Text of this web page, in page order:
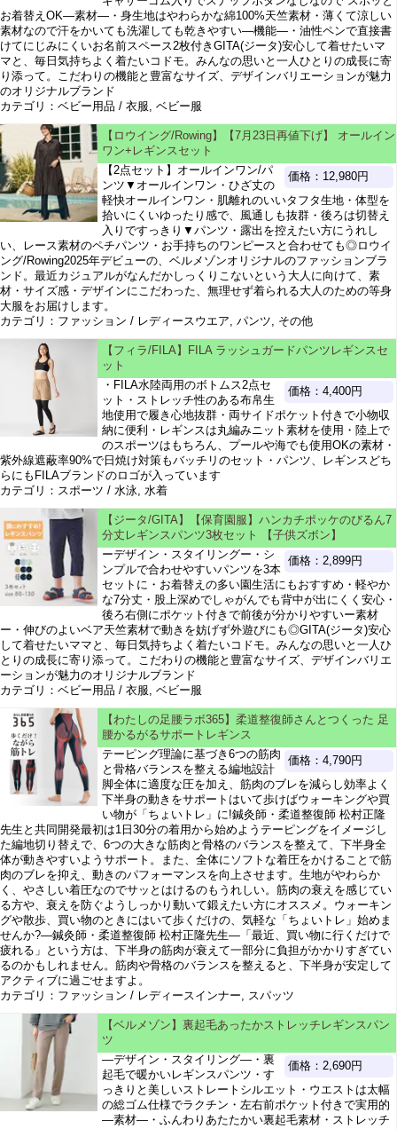
お着替えOK―素材―・身生地はやわらかな綿100%天竺素材・薄くて涼しい
素材なので汗をかいても洗濯しても乾きやすい―機能―・油性ペンで直接書
けてにじみにくいお名前スペース2枚付きGITA(ジータ)安心して着せたいマ
マと、毎日気持ちよく着たいコドモ。みんなの思いと一人ひとりの成長に寄
り添って。こだわりの機能と豊富なサイズ、デザインバリエーションが魅力
のオリジナルブランド
カテゴリ：ベビー用品 / 衣服, ベビー服
【ロウイング/Rowing】【7月23日再値下げ】 オールイン
ワン+レギンスセット
価格：12,980円
【2点セット】オールインワン/パ
ンツ▼オールインワン・ひざ丈の
軽快オールインワン・肌離れのいいタフタ生地・体型を
拾いにくいゆったり感で、風通しも抜群・後ろは切替え
入りですっきり▼パンツ・露出を控えたい方にうれし
い、レース素材のペチパンツ・お手持ちのワンピースと合わせても◎ロウイ
ング/Rowing2025年デビューの、ベルメゾンオリジナルのファッションブラ
ンド。最近カジュアルがなんだかしっくりこないという大人に向けて、素
材・サイズ感・デザインにこだわった、無理せず着られる大人のための等身
大服をお届けします。
カテゴリ：ファッション / レディースウエア, パンツ, その他
【フィラ/FILA】FILA ラッシュガードパンツレギンスセ
ット
価格：4,400円
・FILA水陸両用のボトムス2点セ
ット・ストレッチ性のある布帛生
地使用で履き心地抜群・両サイドポケット付きで小物収
納に便利・レギンスは丸編みニット素材を使用・陸上で
のスポーツはもちろん、プールや海でも使用OKの素材・
紫外線遮蔽率90%で日焼け対策もバッチリのセット・パンツ、レギンスどち
らにもFILAブランドのロゴが入っています
カテゴリ：スポーツ / 水泳, 水着
【ジータ/GITA】【保育園服】ハンカチポッケのびるん7
分丈レギンスパンツ3枚セット 【子供ズボン】
価格：2,899円
ーデザイン・スタイリングー・シ
ンプルで合わせやすいパンツを3本
セットに・お着替えの多い園生活にもおすすめ・軽やか
な7分丈・股上深めでしゃがんでも背中が出にくく安心・
後ろ右側にポケット付きで前後が分かりやすいー素材
ー・伸びのよいベア天竺素材で動きを妨げず外遊びにも◎GITA(ジータ)安心
して着せたいママと、毎日気持ちよく着たいコドモ。みんなの思いと一人ひ
とりの成長に寄り添って。こだわりの機能と豊富なサイズ、デザインバリエ
ーションが魅力のオリジナルブランド
カテゴリ：ベビー用品 / 衣服, ベビー服
【わたしの足腰ラボ365】柔道整復師さんとつくった 足
腰かるがるサポートレギンス
価格：4,790円
テーピング理論に基づき6つの筋肉
と骨格バランスを整える編地設計
脚全体に適度な圧を加え、筋肉のブレを減らし効率よく
下半身の動きをサポートはいて歩けばウォーキングや買
い物が「ちょいトレ」に!鍼灸師・柔道整復師 松村正隆
先生と共同開発最初は1日30分の着用から始めようテーピングをイメージし
た編地切り替えで、6つの大きな筋肉と骨格のバランスを整えて、下半身全
体が動きやすいようサポート。また、全体にソフトな着圧をかけることで筋
肉のブレを抑え、動きのパフォーマンスを向上させます。生地がやわらか
く、やさしい着圧なのでサッとはけるのもうれしい。筋肉の衰えを感じてい
る方や、衰えを防ぐようしっかり動いて鍛えたい方にオススメ。ウォーキン
グや散歩、買い物のときにはいて歩くだけの、気軽な「ちょいトレ」始めま
せんか?―鍼灸師・柔道整復師 松村正隆先生―「最近、買い物に行くだけで
疲れる」という方は、下半身の筋肉が衰えて一部分に負担がかかりすぎてい
るのかもしれません。筋肉や骨格のバランスを整えると、下半身が安定して
アクティブに過ごせますよ。
カテゴリ：ファッション / レディースインナー, スパッツ
【ベルメゾン】裏起毛あったかストレッチレギンスパン
ツ
価格：2,690円
―デザイン・スタイリング―・裏
起毛で暖かいレギンスパンツ・す
っきりと美しいストレートシルエット・ウエストは太幅
の総ゴム仕様でラクチン・左右前ポケット付きで実用的
―素材―・ふんわりあたたかい裏起毛素材・ストレッチ